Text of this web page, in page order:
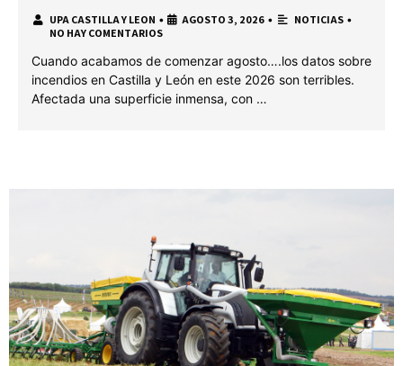
UPA CASTILLA Y LEON • AGOSTO 3, 2026 • NOTICIAS •
NO HAY COMENTARIOS
Cuando acabamos de comenzar agosto….los datos sobre
incendios en Castilla y León en este 2026 son terribles.
Afectada una superficie inmensa, con …